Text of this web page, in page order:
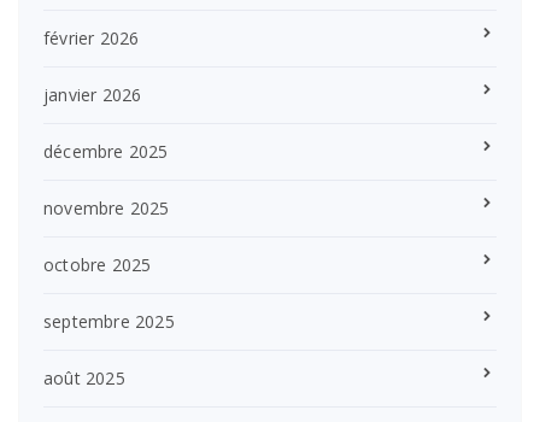
février 2026
janvier 2026
décembre 2025
novembre 2025
octobre 2025
septembre 2025
août 2025